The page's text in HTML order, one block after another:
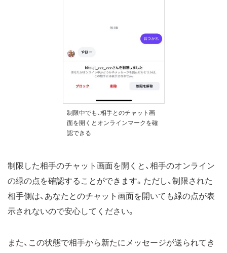
制限中でも、相手とのチャット画
面を開くとオンラインマークを確
認できる
制限した相手のチャット画面を開くと、相手のオンライン
の緑の点を確認することができます。ただし、制限された
相手側は、あなたとのチャット画面を開いても緑の点が表
示されないので安心してください。
また、この状態で相手から新たにメッセージが送られてき